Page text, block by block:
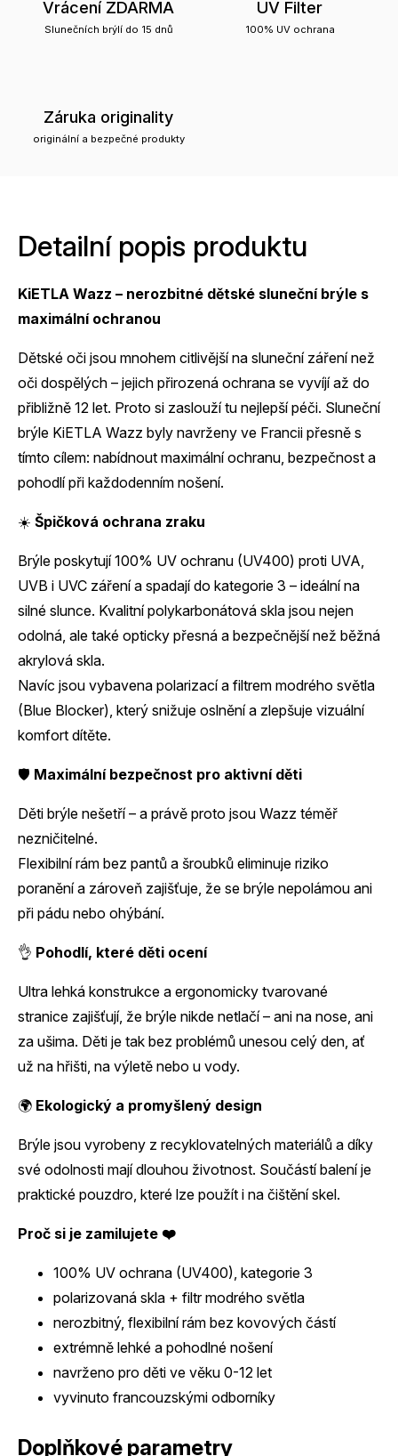
Vrácení ZDARMA
Slunečních brýlí do 15 dnů
UV Filter
100% UV ochrana
Záruka originality
originální a bezpečné produkty
Detailní popis produktu
KiETLA Wazz – nerozbitné dětské sluneční brýle s
maximální ochranou
Dětské oči jsou mnohem citlivější na sluneční záření než
oči dospělých – jejich přirozená ochrana se vyvíjí až do
přibližně 12 let. Proto si zaslouží tu nejlepší péči. Sluneční
brýle KiETLA Wazz byly navrženy ve Francii přesně s
tímto cílem: nabídnout maximální ochranu, bezpečnost a
pohodlí při každodenním nošení.
☀️ Špičková ochrana zraku
Brýle poskytují 100% UV ochranu (UV400) proti UVA,
UVB i UVC záření a spadají do kategorie 3 – ideální na
silné slunce. Kvalitní polykarbonátová skla jsou nejen
odolná, ale také opticky přesná a bezpečnější než běžná
akrylová skla.
Navíc jsou vybavena polarizací a filtrem modrého světla
(Blue Blocker), který snižuje oslnění a zlepšuje vizuální
komfort dítěte.
🛡️ Maximální bezpečnost pro aktivní děti
Děti brýle nešetří – a právě proto jsou Wazz téměř
nezničitelné.
Flexibilní rám bez pantů a šroubků eliminuje riziko
poranění a zároveň zajišťuje, že se brýle nepolámou ani
při pádu nebo ohýbání.
👌 Pohodlí, které děti ocení
Ultra lehká konstrukce a ergonomicky tvarované
stranice zajišťují, že brýle nikde netlačí – ani na nose, ani
za ušima. Děti je tak bez problémů unesou celý den, ať
už na hřišti, na výletě nebo u vody.
🌍 Ekologický a promyšlený design
Brýle jsou vyrobeny z recyklovatelných materiálů a díky
své odolnosti mají dlouhou životnost. Součástí balení je
praktické pouzdro, které lze použít i na čištění skel.
Proč si je zamilujete ❤️
100% UV ochrana (UV400), kategorie 3
polarizovaná skla + filtr modrého světla
nerozbitný, flexibilní rám bez kovových částí
extrémně lehké a pohodlné nošení
navrženo pro děti ve věku 0-12 let
vyvinuto francouzskými odborníky
Doplňkové parametry